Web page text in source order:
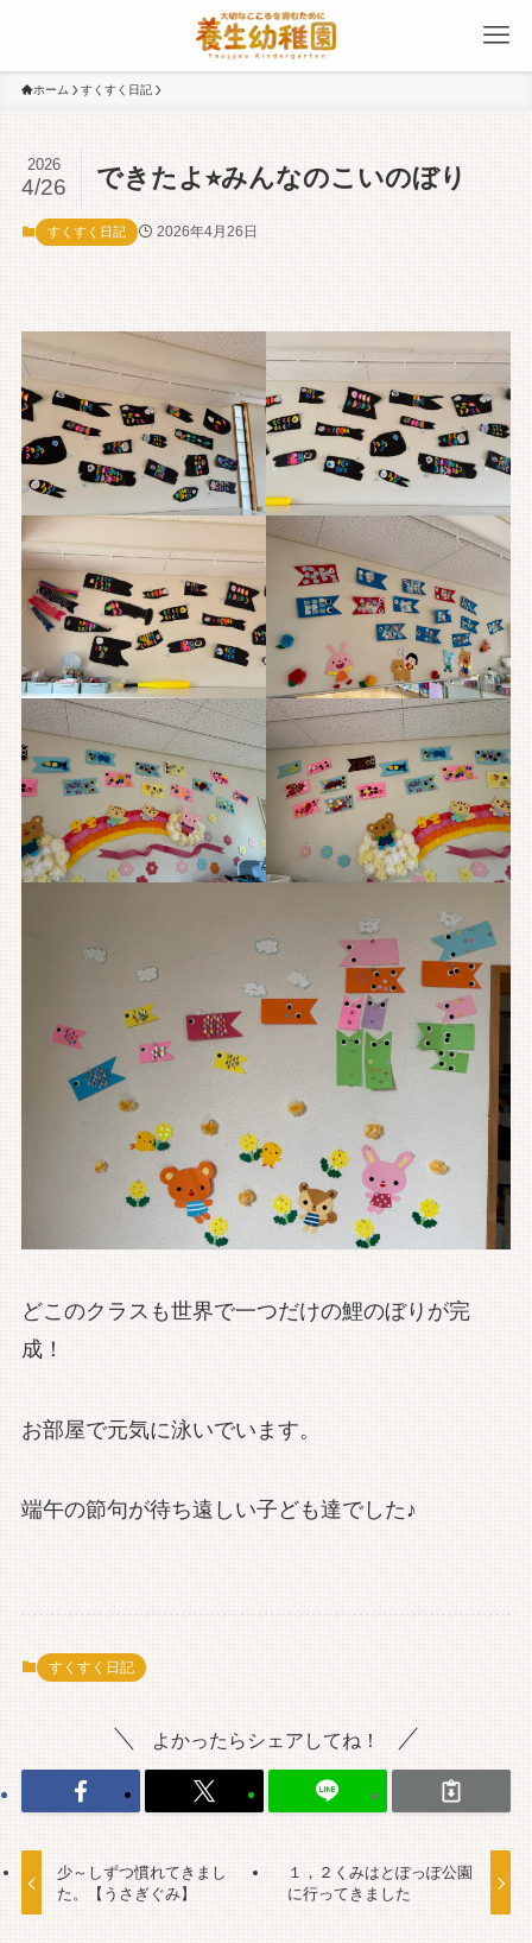
ホーム すくすく日記
できたよ⭐︎みんなのこいのぼり
2026
4/26
すくすく日記 2026年4月26日
どこのクラスも世界で一つだけの鯉のぼりが完
成！
お部屋で元気に泳いでいます。
端午の節句が待ち遠しい子ども達でした♪
すくすく日記
よかったらシェアしてね！
少～しずつ慣れてきまし
た。【うさぎぐみ】
１，２くみはとぽっぽ公園
に行ってきました